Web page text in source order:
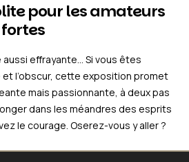
pour les amateurs
aussi effrayante… Si vous êtes
et l’obscur, cette exposition promet
mais passionnante, à deux pas
dans les méandres des esprits
le courage. Oserez-vous y aller ?